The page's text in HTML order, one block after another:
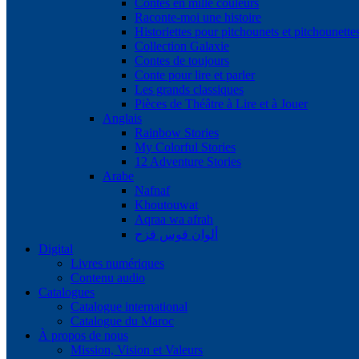
Contes en mille couleurs
Raconte-moi une histoire
Historiettes pour pitchounets et
Collection Galaxie
Contes de toujours
Conte pour lire et parler
Les grands classiques
Pièces de Théâtre à Lire et à Jouer
Anglais
Rainbow Stories
My Colorful Stories
12 Adventure Stories
Arabe
Nafnaf
Khoutouwat
Aqraa wa afrah
ألوان قوس قزح
Digital
Livres numériques
Contenu audio
Catalogues
Catalogue international
Catalogue du Maroc
À propos de nous
Mission, Vision et Valeurs